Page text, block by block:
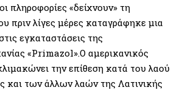
πληροφορίες «δείχνουν» τη
πριν λίγες μέρες καταγράφηκε μια
εγκαταστάσεις της
«Primazol».Ο αμερικανικός
την επίθεση κατά του λαού
και των άλλων λαών της Λατινικής